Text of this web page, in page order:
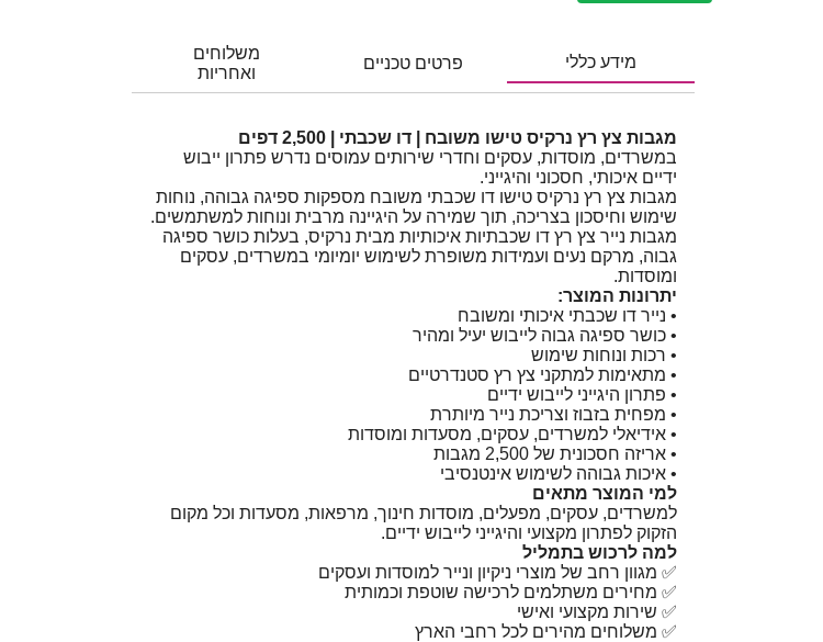
מידע כללי פרטים טכניים
משלוחים
ואחריות
מגבות צץ רץ נרקיס טישו משובח | דו שכבתי | 2,500 דפים
במשרדים, מוסדות, עסקים וחדרי שירותים עמוסים נדרש פתרון ייבוש
ידיים איכותי, חסכוני והיגייני.
מגבות צץ רץ נרקיס טישו דו שכבתי משובח מספקות ספיגה גבוהה, נוחות
שימוש וחיסכון בצריכה, תוך שמירה על היגיינה מרבית ונוחות למשתמשים.
מגבות נייר צץ רץ דו שכבתיות איכותיות מבית נרקיס, בעלות כושר ספיגה
גבוה, מרקם נעים ועמידות משופרת לשימוש יומיומי במשרדים, עסקים
ומוסדות.
יתרונות המוצר:
• נייר דו שכבתי איכותי ומשובח
• כושר ספיגה גבוה לייבוש יעיל ומהיר
• רכות ונוחות שימוש
• מתאימות למתקני צץ רץ סטנדרטיים
• פתרון היגייני לייבוש ידיים
• מפחית בזבוז וצריכת נייר מיותרת
• אידיאלי למשרדים, עסקים, מסעדות ומוסדות
• אריזה חסכונית של 2,500 מגבות
• איכות גבוהה לשימוש אינטנסיבי
למי המוצר מתאים
למשרדים, עסקים, מפעלים, מוסדות חינוך, מרפאות, מסעדות וכל מקום
הזקוק לפתרון מקצועי והיגייני לייבוש ידיים.
למה לרכוש בתמליל
✅ מגוון רחב של מוצרי ניקיון ונייר למוסדות ועסקים
✅ מחירים משתלמים לרכישה שוטפת וכמותית
✅ שירות מקצועי ואישי
✅ משלוחים מהירים לכל רחבי הארץ